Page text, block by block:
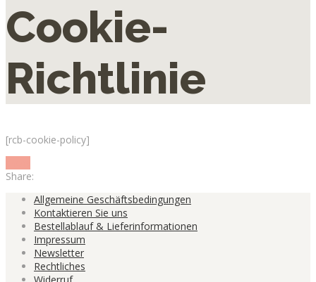
Cookie-
Richtlinie
[rcb-cookie-policy]
Share:
Allgemeine Geschäftsbedingungen
Kontaktieren Sie uns
Bestellablauf & Lieferinformationen
Impressum
Newsletter
Rechtliches